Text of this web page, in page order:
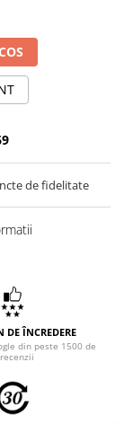
de fidelitate
DE ÎNCREDERE
din peste 1500 de
recenzii